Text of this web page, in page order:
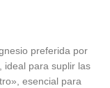
preferida por
ideal para suplir las
esencial para